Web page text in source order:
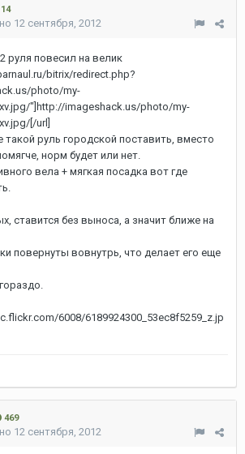
14
12 сентября, 2012
руля повесил на велик
bitrix/redirect.php?
photo/my-
"]http://imageshack.us/photo/my-
[/url]
такой руль городской поставить, вместо
норм будет или нет.
вела + мягкая посадка вот где
ставится без выноса, а значит ближе на
повернуты вовнутрь, что делает его еще
6008/6189924300_53ec8f5259_z.jp
469
12 сентября, 2012